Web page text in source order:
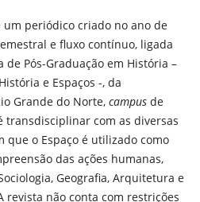
um periódico criado no ano de
e fluxo contínuo, ligada
de Pós-Graduação em História –
e Espaços -, da
Grande do Norte,campusde
transdisciplinar com as diversas
que o Espaço é utilizado como
das ações humanas,
Geografia, Arquitetura e
revista não conta com restrições